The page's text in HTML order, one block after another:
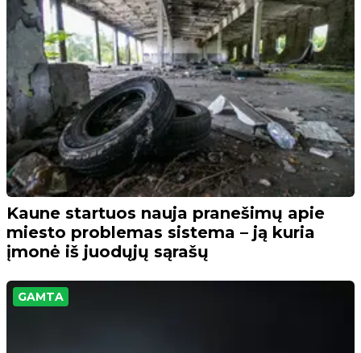
Kaune startuos nauja pranešimų apie
miesto problemas sistema – ją kuria
įmonė iš juodųjų sąrašų
GAMTA